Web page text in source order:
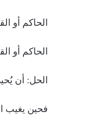
الحاكم أو
الحاكم أو
الحل: أن
فحين يغيب